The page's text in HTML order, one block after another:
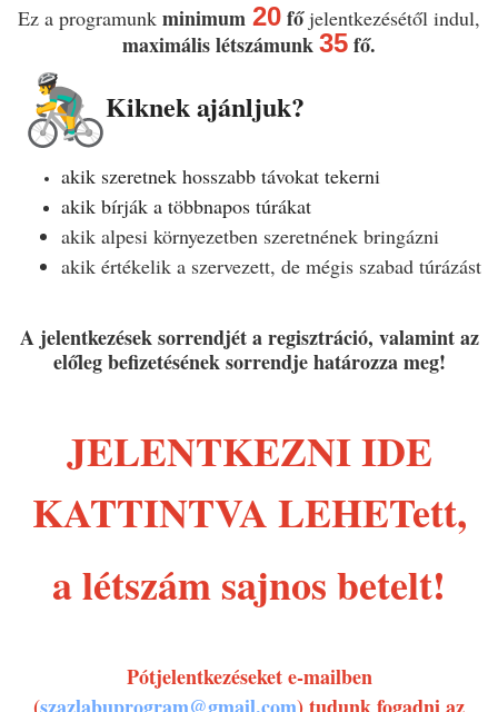
Ez a programunk minimum 20főjelentkezésétől indul,
maximális létszámunk35fő.
Kiknek ajánljuk?
akik szeretnek hosszabb távokat tekerni
akik bírják a többnapos túrákat
akik alpesi környezetben szeretnének bringázni
akik értékelik a szervezett, de mégis szabad túrázást
A jelentkezések sorrendjét a regisztráció, valamint az
előleg befizetésének sorrendje határozza meg!
JELENTKEZNI IDE
KATTINTVA LEHETett,
a létszám sajnos betelt!
Pótjelentkezéseket e-mailben